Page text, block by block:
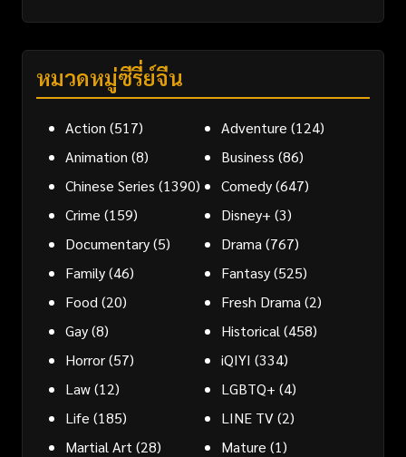
หมวดหมู่ซีรี่ย์จีน
Action (517) Adventure (124)
Animation (8) Business (86)
Chinese Series (1390) Comedy(647)
Crime (159) Disney+ (3)
Documentary(5) Drama (767)
Family(46) Fantasy(525)
Food (20) Fresh Drama (2)
Gay(8) Historical (458)
Horror(57) iQIYI (334)
Law(12) LGBTQ+ (4)
Life (185) LINE TV(2)
Martial Art (28) Mature (1)